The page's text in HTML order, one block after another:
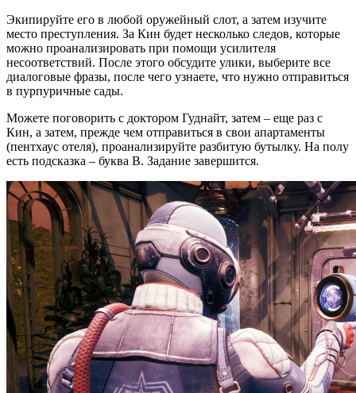
Экипируйте его в любой оружейный слот, а затем изучите
место преступления. За Кин будет несколько следов, которые
можно проанализировать при помощи усилителя
несоответствий. После этого обсудите улики, выберите все
диалоговые фразы, после чего узнаете, что нужно отправиться
в пурпуричные сады.
Можете поговорить с доктором Гуднайт, затем – еще раз с
Кин, а затем, прежде чем отправиться в свои апартаменты
(пентхаус отеля), проанализируйте разбитую бутылку. На полу
есть подсказка – буква B. Задание завершится.